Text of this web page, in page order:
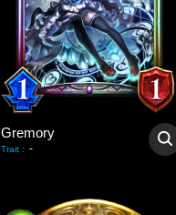
Gremory
Trait : -